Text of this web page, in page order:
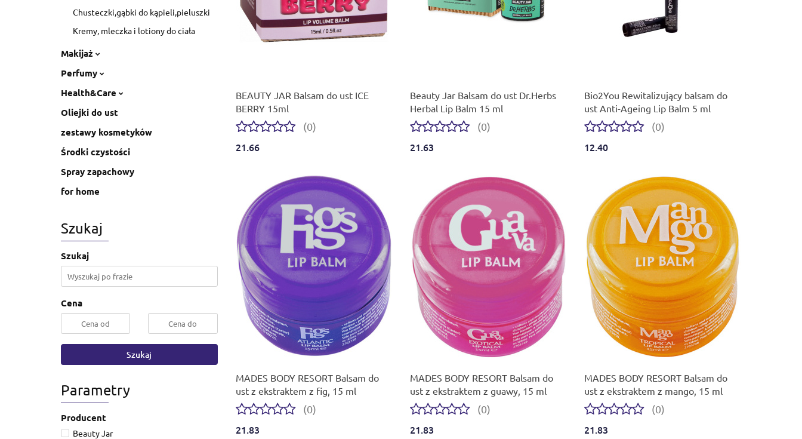
Chusteczki,gąbki do kąpieli,pieluszki
Kremy, mleczka i lotiony do ciała
Makijaż
Perfumy
Health&Care
Oliejki do ust
zestawy kosmetyków
Środki czystości
Spray zapachowy
for home
Szukaj
Szukaj
Cena
Szukaj
Parametry
Producent
Beauty Jar
BEAUTY JAR Balsam do ust ICE
BERRY 15ml
(0)
21.66
Beauty Jar Balsam do ust Dr.Herbs
Herbal Lip Balm 15 ml
(0)
21.63
Bio2You Rewitalizujący balsam do
ust Anti-Ageing Lip Balm 5 ml
(0)
12.40
Produkt niedostępny
MADES BODY RESORT Balsam do
ust z ekstraktem z fig, 15 ml
(0)
21.83
Produkt niedostępny
MADES BODY RESORT Balsam do
ust z ekstraktem z guawy, 15 ml
(0)
21.83
Produkt niedostępny
MADES BODY RESORT Balsam do
ust z ekstraktem z mango, 15 ml
(0)
21.83